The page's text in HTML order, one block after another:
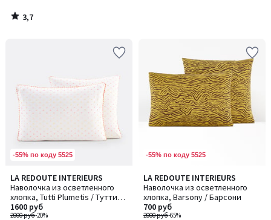
3,7
/
-55% по коду 5525
LA REDOUTE INTERIEURS
Наволочка из осветленного
хлопка, Tutti Plumetis / Тутти
Пламетис
2000 руб-20%
1600 руб
-55% по коду 5525
LA REDOUTE INTERIEURS
Наволочка из осветленного
хлопка, Barsony / Барсони
2000 руб-65%
700 руб